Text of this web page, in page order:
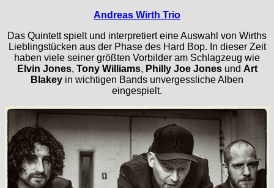
Andreas Wirth Trio
Das Quintett spielt und interpretiert eine Auswahl von Wirths
Lieblingstücken aus der Phase des Hard Bop. In dieser Zeit
haben viele seiner größten Vorbilder am Schlagzeug wie
Elvin Jones, Tony Williams, Philly Joe Jonesund Art
Blakey in wichtigen Bands unvergessliche Alben
eingespielt.